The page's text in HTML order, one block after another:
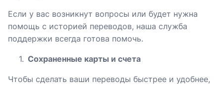
Если у вас возникнут вопросы или будет нужна
помощь с историей переводов, наша служба
поддержки всегда готова помочь.
Сохраненные карты и счета
Чтобы сделать ваши переводы быстрее и удобнее,